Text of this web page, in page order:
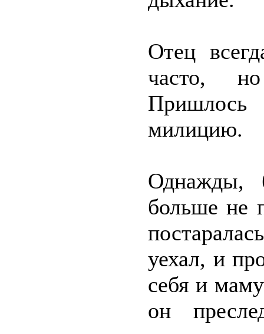
Отец
часто,
милицию.
Однажды,
больше не
уехал, и
себя и
он